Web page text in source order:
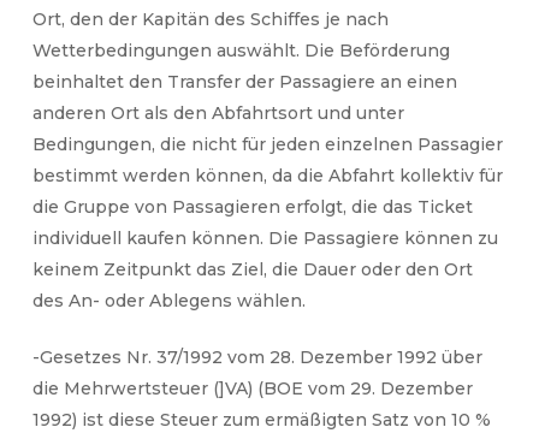
Ort, den der Kapitän des Schiffes je nach
Wetterbedingungen auswählt. Die Beförderung
beinhaltet den Transfer der Passagiere an einen
anderen Ort als den Abfahrtsort und unter
Bedingungen, die nicht für jeden einzelnen Passagier
bestimmt werden können, da die Abfahrt kollektiv für
die Gruppe von Passagieren erfolgt, die das Ticket
individuell kaufen können. Die Passagiere können zu
keinem Zeitpunkt das Ziel, die Dauer oder den Ort
des An- oder Ablegens wählen.
-Gesetzes Nr. 37/1992 vom 28. Dezember 1992 über
die Mehrwertsteuer (]VA) (BOE vom 29. Dezember
1992) ist diese Steuer zum ermäßigten Satz von 10 %